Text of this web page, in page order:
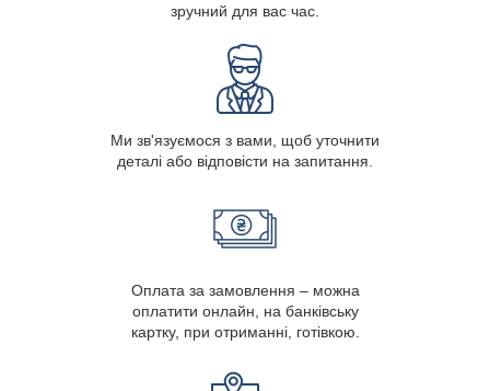
зручний для вас час.
Ми зв'язуємося з вами, щоб уточнити
деталі або відповісти на запитання.
Оплата за замовлення – можна
оплатити онлайн, на банківську
картку, при отриманні, готівкою.